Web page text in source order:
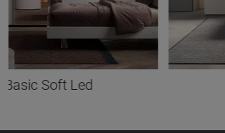
Basic Soft Led